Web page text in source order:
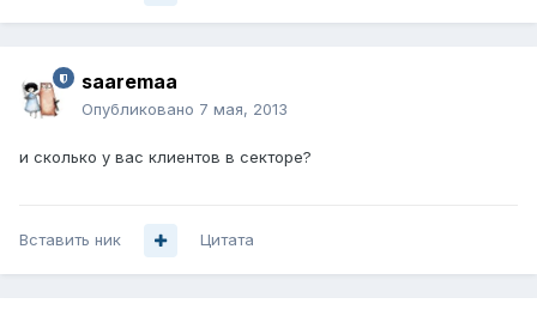
saaremaa
Опубликовано 7 мая, 2013
и сколько у вас клиентов в секторе?
Вставить ник Цитата